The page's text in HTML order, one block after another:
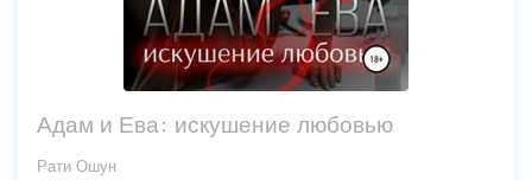
Адам и Ева: искушение любовью
Рати Ошун